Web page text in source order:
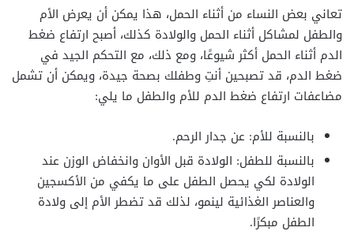
تعاني بعض النساء من أثناء الحمل، هذا يمكن أن يعرض الأم
والطفل لمشاكل أثناء الحمل والولادة كذلك، أصبح ارتفاع ضغط
الدم أثناء الحمل أكثر شيوعًا، ومع ذلك، مع التحكم الجيد في
ضغط الدم، قد تصبحين أنتِ وطفلك بصحة جيدة، ويمكن أن تشمل
مضاعفات ارتفاع ضغط الدم للأم والطفل ما يلي:
بالنسبة للأم: عن جدار الرحم.
بالنسبة للطفل: الولادة قبل الأوان وانخفاض الوزن عند
الولادة لكي يحصل الطفل على ما يكفي من الأكسجين
والعناصر الغذائية لينمو، لذلك قد تضطر الأم إلى ولادة
الطفل مبكرًا.